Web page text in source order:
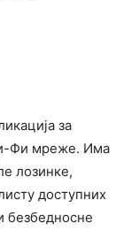
за
Фи мреже. Има
лозинке,
доступних
безбедносне